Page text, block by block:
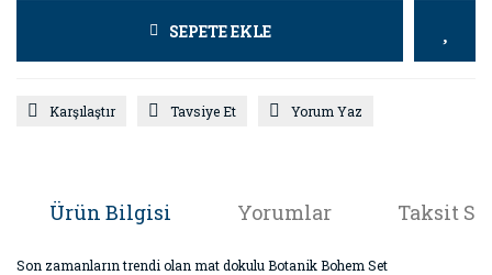
SEPETE EKLE
Karşılaştır Tavsiye Et Yorum Yaz
Ürün Bilgisi Yorumlar Taksit
Son zamanların trendi olan mat dokulu Botanik Bohem Set